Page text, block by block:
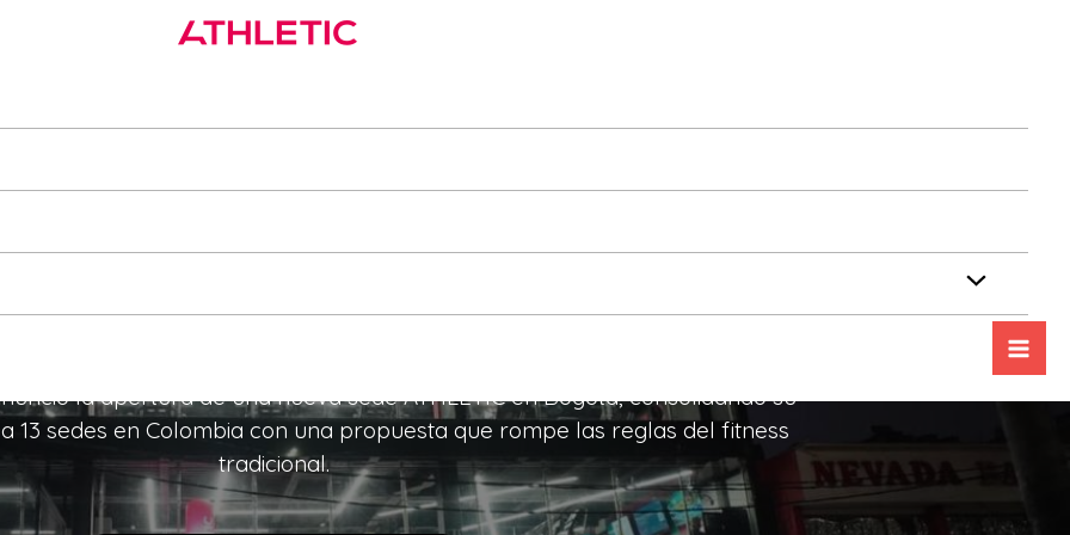
Plaza de las Américas: más espacio,
la apertura de una nueva sede ATHLETIC en Bogotá, consolidando su
13 sedes en Colombia con una propuesta que rompe las reglas del fitness
tradicional.